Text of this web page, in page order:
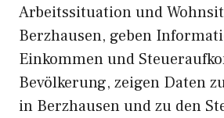
Arbeitssituation und
Berzhausen, geben
Einkommen und
Bevölkerung, zeigen Daten
in Berzhausen und zu den